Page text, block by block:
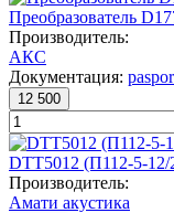
Преобразователь
Производитель:
АКС
Документация:
12 500
DTT5012 (П112-5-12/
Производитель:
Амати акустика